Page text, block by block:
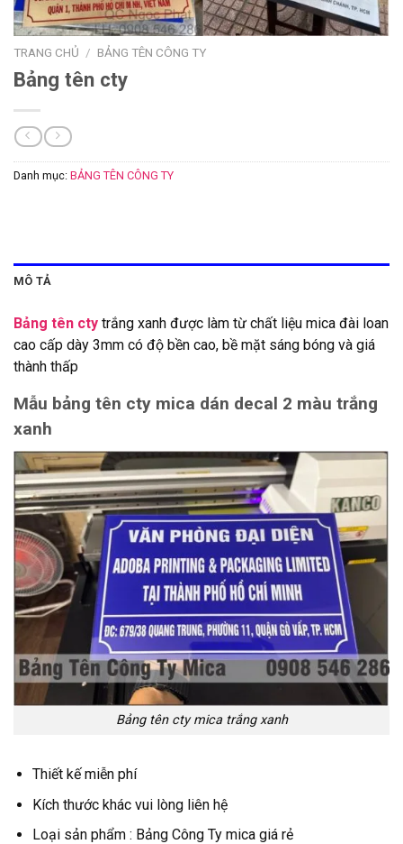
TRANG CHỦ / BẢNG TÊN CÔNG TY
Bảng tên cty
Danh mục: BẢNG TÊN CÔNG TY
MÔ TẢ
Bảng tên cty trắng xanh được làm từ chất liệu mica đài loan
cao cấp dày 3mm có độ bền cao, bề mặt sáng bóng và giá
thành thấp
Mẫu bảng tên cty mica dán decal 2 màu trắng
xanh
Bảng tên cty mica trắng xanh
Thiết kế miễn phí
Kích thước khác vui lòng liên hệ
Loại sản phẩm : Bảng Công Ty mica giá rẻ